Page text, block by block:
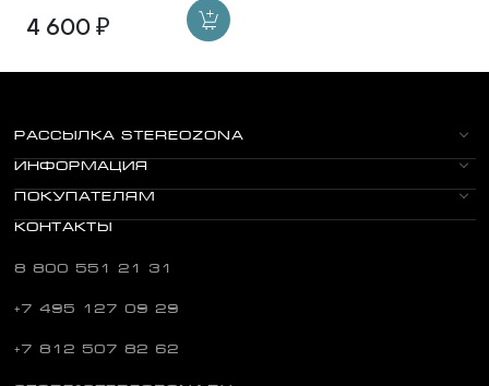
4 600 ₽
РАССЫЛКА STEREOZONA
ИНФОРМАЦИЯ
ПОКУПАТЕЛЯМ
КОНТАКТЫ
8 800 551 21 31
+7 495 127 09 29
+7 812 507 82 62